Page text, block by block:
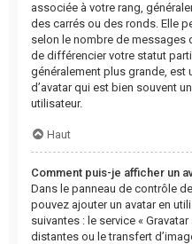
associée à votre rang,
des carrés ou des ronds. Elle
selon le nombre de messages
de différencier votre statut
généralement plus grande, est
d’avatar qui est bien souvent
utilisateur.
Haut
Comment puis-je afficher un
Dans le panneau de contrôle
pouvez ajouter un avatar en
suivantes : le service «
distantes ou le transfert